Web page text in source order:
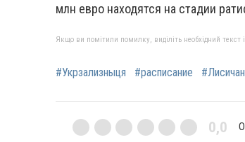
млн евро находятся на стадии
Якщо ви помітили помилку, виділіть необхідний
#Укрзализныця #расписание
0,0